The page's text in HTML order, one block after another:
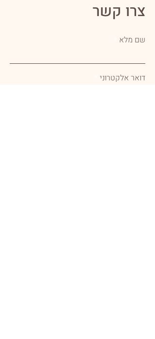
צרו קשר
שם מלא
דואר אלקטרוני